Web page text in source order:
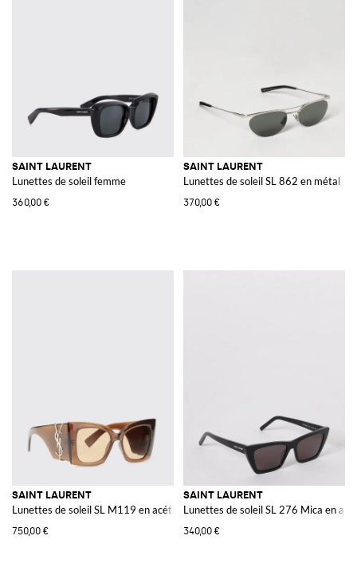
SAINT LAURENT
Lunettes de soleil femme
360,00 €
SAINT LAURENT
Lunettes de soleil SL 862 en métal
370,00 €
SAINT LAURENT
Lunettes de soleil SL M119 en acétate
750,00 €
SAINT LAURENT
Lunettes de soleil SL 276 Mica en
340,00 €